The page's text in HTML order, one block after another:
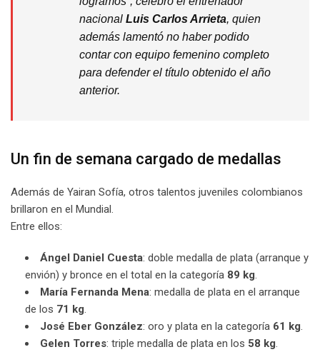
nacional Luis Carlos Arrieta, quien
además lamentó no haber podido
contar con equipo femenino completo
para defender el título obtenido el año
anterior.
Un fin de semana cargado de medallas
Además de Yairan Sofía, otros talentos juveniles colombianos
brillaron en el Mundial.
Entre ellos:
Ángel Daniel Cuesta: doble medalla de plata (arranque y
envión) y bronce en el total en la categoría 89 kg.
María Fernanda Mena: medalla de plata en el arranque
de los 71 kg.
José Eber González: oro y plata en la categoría 61 kg.
Gelen Torres: triple medalla de plata en los 58 kg.